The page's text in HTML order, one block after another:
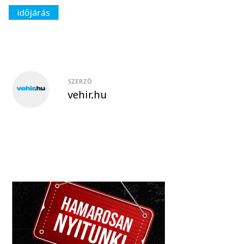
időjárás
SZERZŐ
vehir.hu